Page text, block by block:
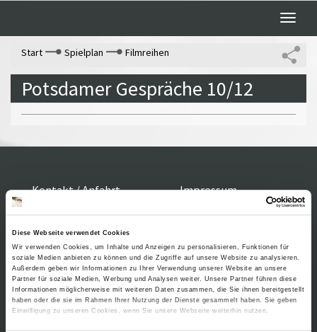
Diese Webseite verwendet Cookies
Wir verwenden Cookies, um Inhalte und Anzeigen zu personalisieren, Funktionen für
soziale Medien anbieten zu können und die Zugriffe auf unsere Website zu analysieren.
Außerdem geben wir Informationen zu Ihrer Verwendung unserer Website an unsere
Partner für soziale Medien, Werbung und Analysen weiter. Unsere Partner führen diese
Informationen möglicherweise mit weiteren Daten zusammen, die Sie ihnen bereitgestellt
haben oder die sie im Rahmen Ihrer Nutzung der Dienste gesammelt haben. Sie geben
Einwilligung zu unseren Cookies, wenn Sie unsere Webseite weiterhin nutzen.
Toggle
Start
Spielplan Filmreihen
Potsdamer Gespräche 10/12
Kontakt / Anfahrt
Führungen /
Vermittlung
Über uns
Freundeskreis
Museumsshop
Vermietung
Impressum
Einstellungen